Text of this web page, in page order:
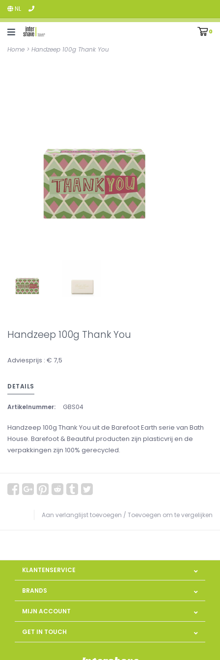
NL
0
Home > Handzeep 100g Thank You
Handzeep 100g Thank You
Adviesprijs : € 7,5
DETAILS
Artikelnummer: GBS04
Handzeep 100g Thank You uit de Barefoot Earth serie van Bath
House. Barefoot & Beautiful producten zijn plasticvrij en de
verpakkingen zijn 100% gerecycled.
Aan verlanglijst toevoegen / Toevoegen om te vergelijken
KLANTENSERVICE
BRANDS
MIJN ACCOUNT
GET IN TOUCH